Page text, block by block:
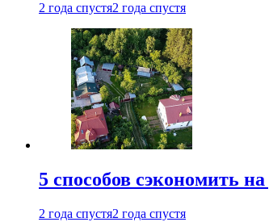
2 года спустя2 года спустя
5 способов сэкономить
2 года спустя2 года спустя